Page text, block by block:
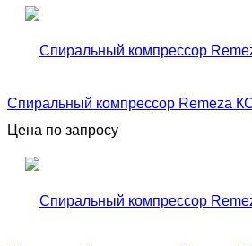
Спиральный компрессор Remeza
Цена по запросу